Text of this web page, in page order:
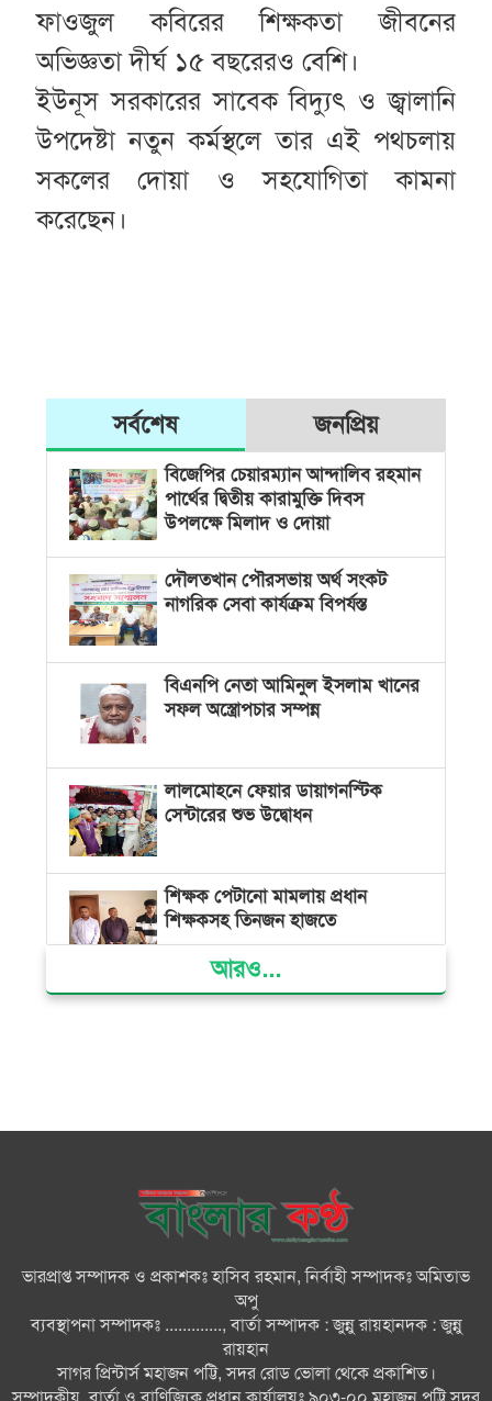
ফাওজুল কবিরের শিক্ষকতা জীবনের
অভিজ্ঞতা দীর্ঘ ১৫ বছরেরও বেশি।
ইউনূস সরকারের সাবেক বিদ্যুৎ ও জ্বালানি
উপদেষ্টা নতুন কর্মস্থলে তার এই পথচলায়
সকলের দোয়া ও সহযোগিতা কামনা
করেছেন।
সর্বশেষ জনপ্রিয়
বিজেপির চেয়ারম্যান আন্দালিব রহমান
পার্থের দ্বিতীয় কারামুক্তি দিবস
উপলক্ষে মিলাদ ও দোয়া
দৌলতখান পৌরসভায় অর্থ সংকট
নাগরিক সেবা কার্যক্রম বিপর্যস্ত
বিএনপি নেতা আমিনুল ইসলাম খানের
সফল অস্ত্রোপচার সম্পন্ন
লালমোহনে ফেয়ার ডায়াগনস্টিক
সেন্টারের শুভ উদ্বোধন
শিক্ষক পেটানো মামলায় প্রধান
শিক্ষকসহ তিনজন হাজতে
ভোলায় মিথ্যা অপবাদের বিচার
দ্রব্যমূল্য বৃদ্ধির প্রতিবাদে ভোলায় ১১
ভারত জুলাই শহীদদের অসম্মান
জাতিসংঘে জুলাই গণঅভ্যুত্থান দিবস
আরও...
ভারপ্রাপ্ত সম্পাদক ও প্রকাশকঃ হাসিব রহমান, নির্বাহী সম্পাদকঃ অমিতাভ
অপু
ব্যবস্থাপনা সম্পাদকঃ ............., বার্তা সম্পাদক : জুন্নু রায়হানদক : জুন্নু
রায়হান
সাগর প্রিন্টার্স মহাজন পট্টি, সদর রোড ভোলা থেকে প্রকাশিত।